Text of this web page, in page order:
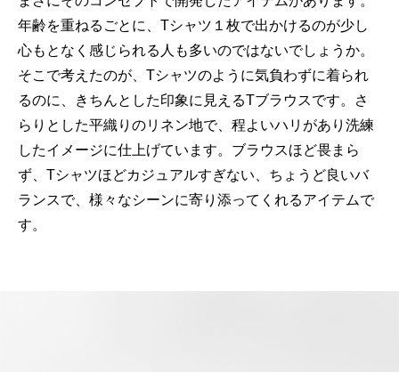
年齢を重ねるごとに、Tシャツ１枚で出かけるのが少し
心もとなく感じられる人も多いのではないでしょうか。
そこで考えたのが、Tシャツのように気負わずに着られ
るのに、きちんとした印象に見えるTブラウスです。さ
らりとした平織りのリネン地で、程よいハリがあり洗練
したイメージに仕上げています。ブラウスほど畏まら
ず、Tシャツほどカジュアルすぎない、ちょうど良いバ
ランスで、様々なシーンに寄り添ってくれるアイテムで
す。